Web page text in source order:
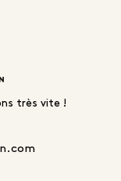
très vite !